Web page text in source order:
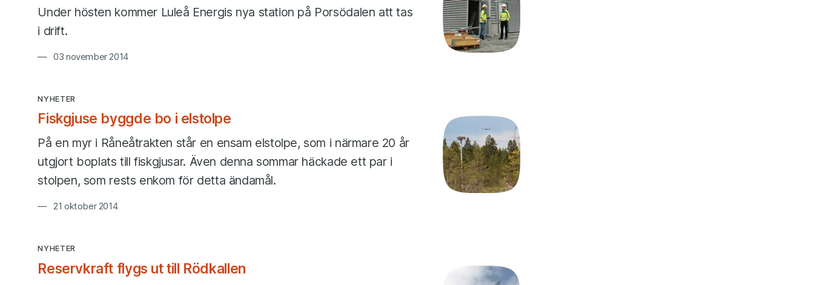
Under hösten kommer Luleå Energis nya station på Porsödalen att tas
i drift.
03 november 2014
Fiskgjuse byggde bo i elstolpe
NYHETER
På en myr i Råneåtrakten står en ensam elstolpe, som i närmare 20 år
utgjort boplats till fiskgjusar. Även denna sommar häckade ett par i
stolpen, som rests enkom för detta ändamål.
21 oktober 2014
Reservkraft flygs ut till Rödkallen
NYHETER